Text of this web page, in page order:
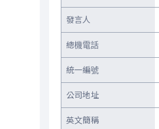
發言人
總機電話
統一編號
公司地址
英文簡稱